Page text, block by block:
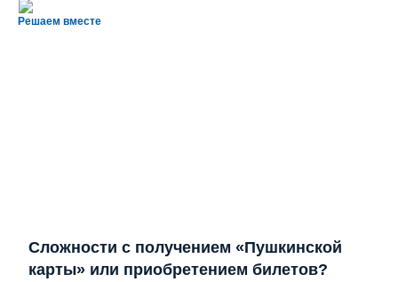
Решаем вместе
Сложности с получением «Пушкинской
карты» или приобретением билетов?